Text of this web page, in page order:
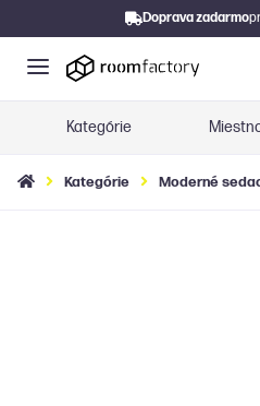
Doprava zadarmo
Kategórie
Kategórie Moderné